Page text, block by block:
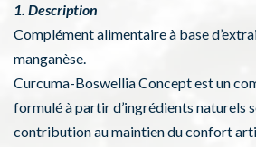
1. Description
Complément alimentaire à base
manganèse.
Curcuma-Boswellia Concept est un
formulé à partir d’ingrédients naturels
contribution au maintien du confort